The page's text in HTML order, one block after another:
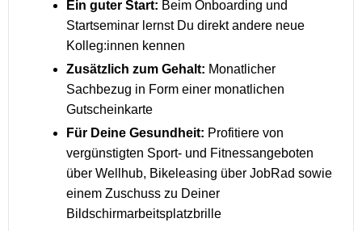
Ein guter Start: Beim Onboarding und
Startseminar lernst Du direkt andere neue
Kolleg:innen kennen
Zusätzlich zum Gehalt: Monatlicher
Sachbezug in Form einer monatlichen
Gutscheinkarte
Für Deine Gesundheit: Profitiere von
vergünstigten Sport- und Fitnessangeboten
über Wellhub, Bikeleasing über JobRad sowie
einem Zuschuss zu Deiner
Bildschirmarbeitsplatzbrille